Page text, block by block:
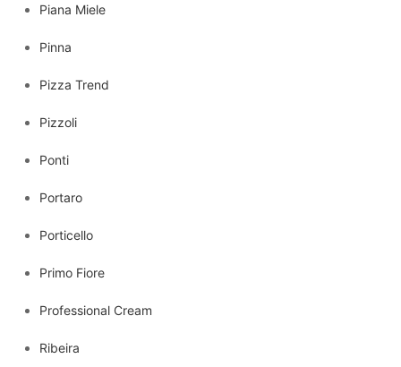
Piana Miele
Pinna
Pizza Trend
Pizzoli
Ponti
Portaro
Porticello
Primo Fiore
Professional Cream
Ribeira